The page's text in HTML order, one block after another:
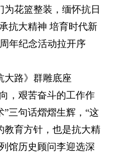
为花篮整装，缅怀抗日
抗大精神 培育时代新
年纪念活动拉开序
大路》群雕底座
，艰苦奋斗的工作作
三句话熠熠生辉，“这
教育方针，也是抗大精
馆历史顾问李迎选深